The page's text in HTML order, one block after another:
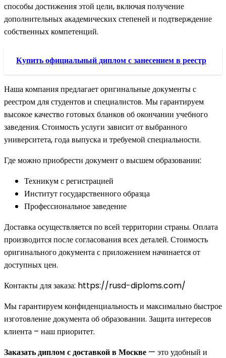
способы достижения этой цели, включая получение
дополнительных академических степеней и подтверждение
собственных компетенций.
Купить официальный диплом с занесением в реестр
Наша компания предлагает оригинальные документы с
реестром для студентов и специалистов. Мы гарантируем
высокое качество готовых бланков об окончании учебного
заведения. Стоимость услуги зависит от выбранного
университета, года выпуска и требуемой специальности.
Где можно приобрести документ о высшем образовании:
Техникум с регистрацией
Институт государственного образца
Профессиональное заведение
Доставка осуществляется по всей территории страны. Оплата
производится после согласования всех деталей. Стоимость
оригинального документа с приложением начинается от
доступных цен.
Контакты для заказа: https://rusd-diploms.com/
Мы гарантируем конфиденциальность и максимально быстрое
изготовление документа об образовании. Защита интересов
клиента – наш приоритет.
Заказать диплом с доставкой в Москве — это удобный и